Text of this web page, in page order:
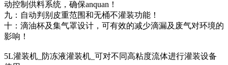
动控制供料系统，确保anquan！
九：自动判别皮重范围和无桶不灌装功能！
十：滴油杯及集气罩设计，可有效的减少滴漏及废气对环境的
影响！
5L灌装机_防冻液灌装机_可对不同高粘度流体进行灌装设备